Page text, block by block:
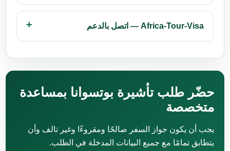
Africa-Tour-Visa — اتصل بالدعم
حضّر طلب تأشيرة بوتسوانا بمساعدة
متخصصة
يجب أن يكون جواز السفر صالحًا ومقروءًا وغير تالف وأن
يتطابق تمامًا مع جميع البيانات المدخلة في الطلب.